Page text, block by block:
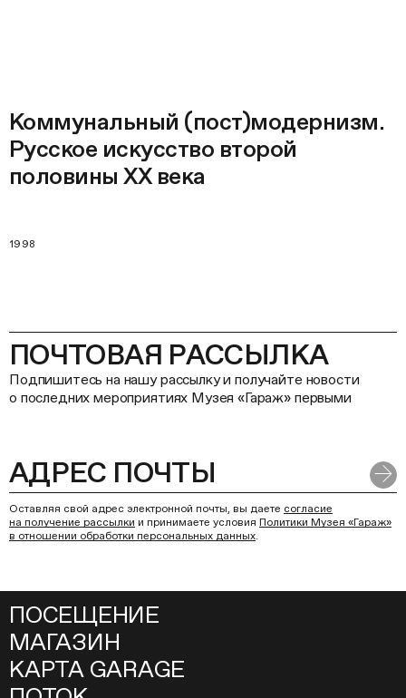
Коммунальный (пост)модернизм.
Русское искусство второй
половины ХХ века
1998
ПОЧТОВАЯ РАССЫЛКА
Подпишитесь на нашу рассылку и получайте новости
о последних мероприятиях Музея «Гараж» первыми
Оставляя свой адрес электронной почты, вы даете согласие
на получение рассылки и принимаете условия Политики Музея «Гараж»
в отношении обработки персональных данных.
ПОСЕЩЕНИЕ
МАГАЗИН
КАРТА GARAGE